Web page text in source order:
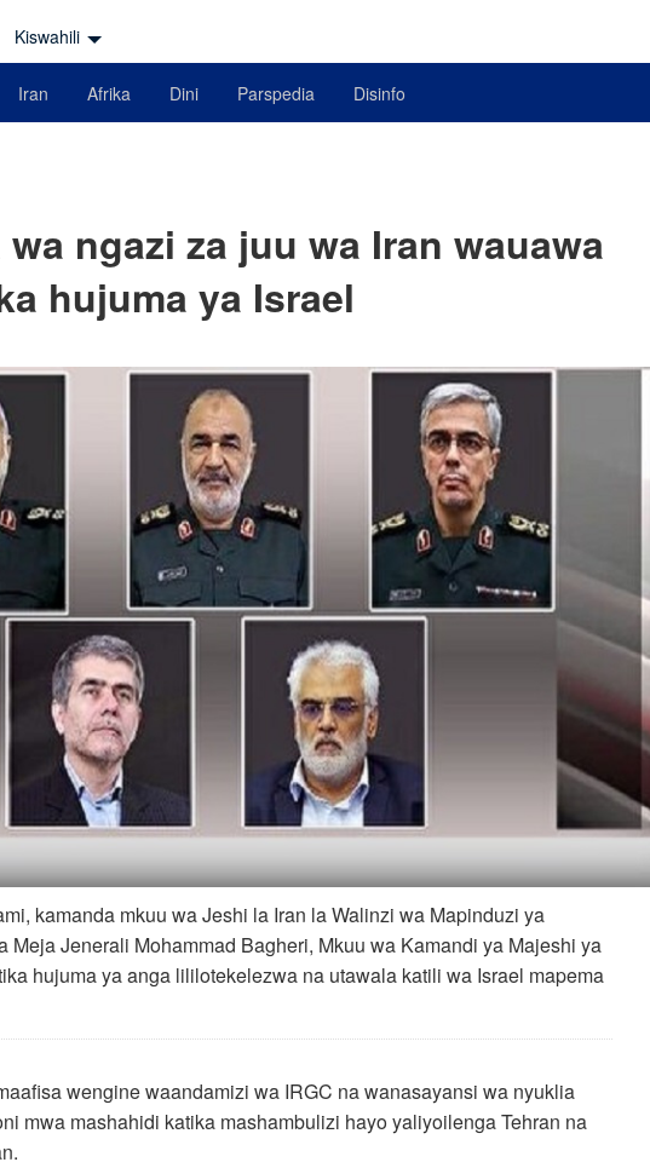
Kiswahili
Iran Afrika Dini Parspedia Disinfo
ngazi za juu wa Iran wauawa
hujuma ya Israel
kamanda mkuu wa Jeshi la Iran la Walinzi wa Mapinduzi ya
Meja Jenerali Mohammad Bagheri, Mkuu wa Kamandi ya Majeshi ya
hujuma ya anga lililotekelezwa na utawala katili wa Israel mapema
wengine waandamizi wa IRGC na wanasayansi wa nyuklia
mwa mashahidi katika mashambulizi hayo yaliyoilenga Tehran na